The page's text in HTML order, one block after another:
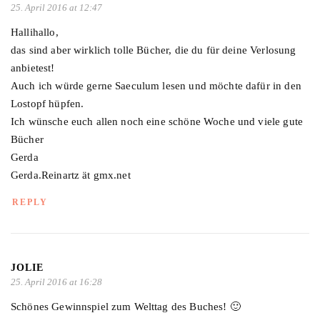
25. April 2016 at 12:47
Hallihallo,
das sind aber wirklich tolle Bücher, die du für deine Verlosung
anbietest!
Auch ich würde gerne Saeculum lesen und möchte dafür in den
Lostopf hüpfen.
Ich wünsche euch allen noch eine schöne Woche und viele gute
Bücher
Gerda
Gerda.Reinartz ät gmx.net
REPLY
JOLIE
25. April 2016 at 16:28
Schönes Gewinnspiel zum Welttag des Buches! 🙂